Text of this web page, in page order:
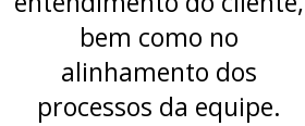
bem como no
alinhamento dos
processos da equipe.